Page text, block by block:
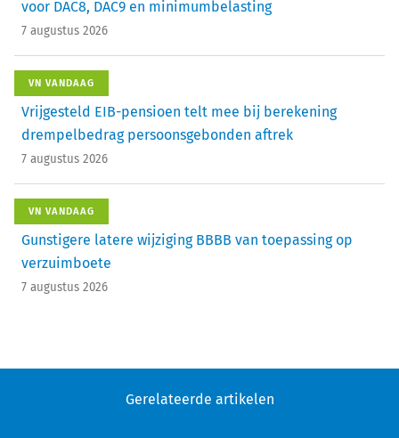
voor DAC8, DAC9 en minimumbelasting
7 augustus 2026
VN VANDAAG
Vrijgesteld EIB-pensioen telt mee bij berekening
drempelbedrag persoonsgebonden aftrek
7 augustus 2026
VN VANDAAG
Gunstigere latere wijziging BBBB van toepassing op
verzuimboete
7 augustus 2026
Gerelateerde artikelen